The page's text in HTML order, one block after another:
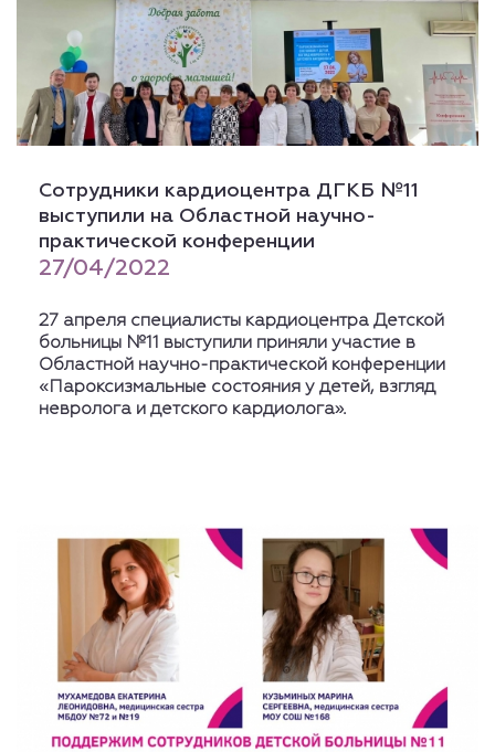
Сотрудники кардиоцентра ДГКБ №11
выступили на Областной научно-
практической конференции
27/04/2022
27 апреля специалисты кардиоцентра Детской
больницы №11 выступили приняли участие в
Областной научно-практической конференции
«Пароксизмальные состояния у детей, взгляд
невролога и детского кардиолога».